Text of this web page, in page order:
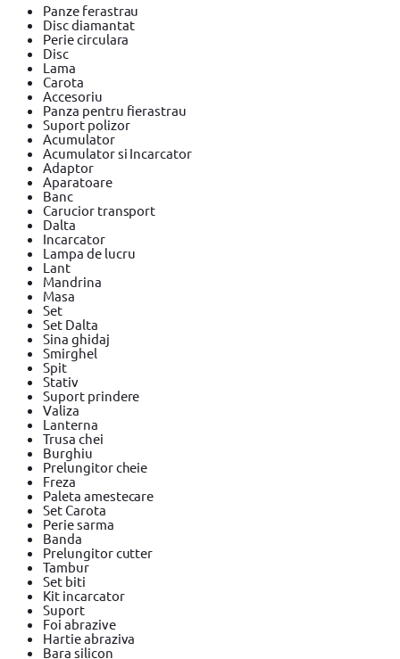
Panze ferastrau
Disc diamantat
Perie circulara
Disc
Lama
Carota
Accesoriu
Panza pentru fierastrau
Suport polizor
Acumulator
Acumulator si Incarcator
Adaptor
Aparatoare
Banc
Carucior transport
Dalta
Incarcator
Lampa de lucru
Lant
Mandrina
Masa
Set
Set Dalta
Sina ghidaj
Smirghel
Spit
Stativ
Suport prindere
Valiza
Lanterna
Trusa chei
Burghiu
Prelungitor cheie
Freza
Paleta amestecare
Set Carota
Perie sarma
Banda
Prelungitor cutter
Tambur
Set biti
Kit incarcator
Suport
Foi abrazive
Hartie abraziva
Bara silicon